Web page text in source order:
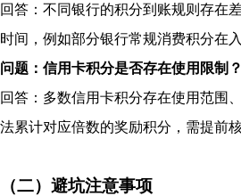
回答：不同银行的积分到账规则存在
时间，例如部分银行常规消费积分在
问题：信用卡积分是否存在使用限制？
回答：多数信用卡积分存在使用范围
法累计对应倍数的奖励积分，需提前核
（二）避坑注意事项